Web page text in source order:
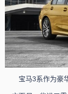
宝马3系作为豪